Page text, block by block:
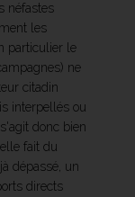
néfastes
les
particulier le
ne
citadin
interpellés ou
donc bien
fait du
dépassé, un
directs